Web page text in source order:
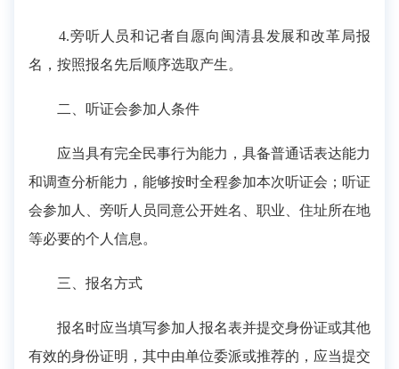
4.旁听人员和记者自愿向闽清县发展和改革局报
名，按照报名先后顺序选取产生。
二、听证会参加人条件
应当具有完全民事行为能力，具备普通话表达能力
和调查分析能力，能够按时全程参加本次听证会；听证
会参加人、旁听人员同意公开姓名、职业、住址所在地
等必要的个人信息。
三、报名方式
报名时应当填写参加人报名表并提交身份证或其他
有效的身份证明，其中由单位委派或推荐的，应当提交